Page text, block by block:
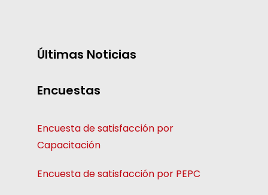
Últimas Noticias
Encuestas
Encuesta de satisfacción por
Capacitación
Encuesta de satisfacción por PEPC